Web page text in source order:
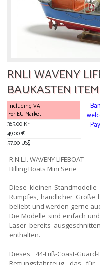
RNLI WAVENY
BAUKASTEN
Including VAT
For EU Market
365.00 Kn
49.00 €
57.00 US$
-
-
R.N.L.I. WAVENY LIFEBOAT
Billing Boats Mini Serie
Diese kleinen
Rumpfes, handlicher Größe
beliebt und werden gerne
Die Modelle sind einfach
Laser bereits
enthalten.
Dieses 44-Fuß-Coast-
Rettungsfahrzeug, das für